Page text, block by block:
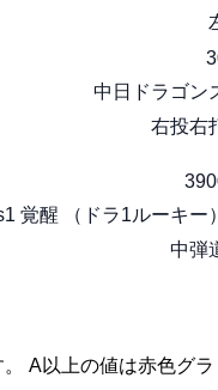
中日ドラゴン
右投右
覚醒 （ドラ1ルーキー
中弾
A以上の値は赤色グラ